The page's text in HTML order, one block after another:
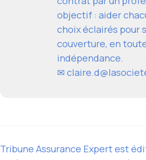
objectif : aider
choix éclairés pour
couverture, en
indépendance.
✉
Tribune Assurance Expert est